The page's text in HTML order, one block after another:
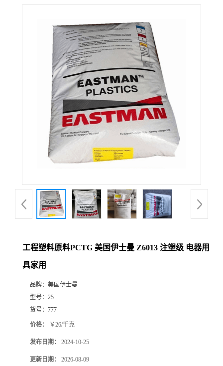
工程塑料原料PCTG 美国伊士曼 Z6013 注塑级 电器用
具家用
品牌： 美国伊士曼
型号： 25
货号： 777
价格： ￥26/千克
发布日期： 2024-10-25
更新日期： 2026-08-09